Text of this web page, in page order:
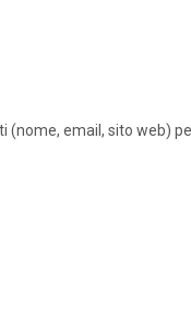
(nome, email, sito web)